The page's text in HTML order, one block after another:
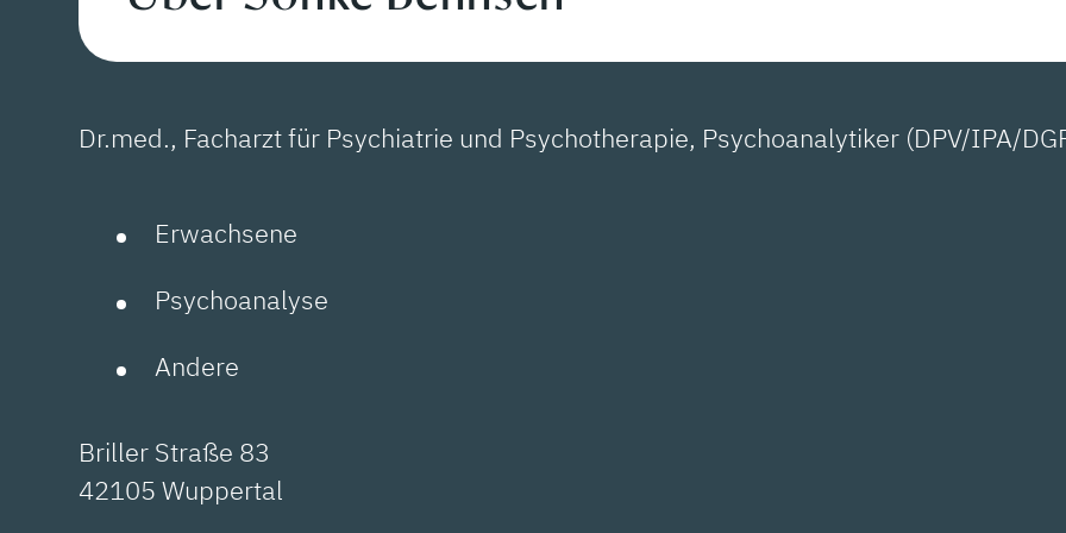
Dr.med., Facharzt für Psychiatrie und Psychotherapie, Psychoanalytiker (DPV/IPA/
Erwachsene
Psychoanalyse
Andere
Briller Straße 83
42105 Wuppertal